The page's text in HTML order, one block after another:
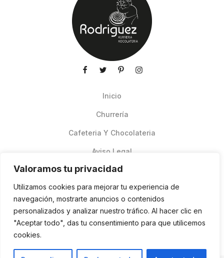
Valoramos tu privacidad
Utilizamos cookies para mejorar tu experiencia de
navegación, mostrarte anuncios o contenidos
personalizados y analizar nuestro tráfico. Al hacer clic en
"Aceptar todo", das tu consentimiento para que utilicemos
cookies.
Inicio
Churrería
Cafeteria Y Chocolateria
Aviso Legal
Pedidos Online Glovo
Contacto